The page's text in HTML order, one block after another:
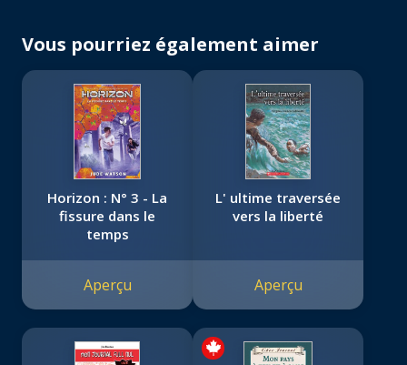
Vous pourriez également aimer
Horizon : N° 3 - La
fissure dans le
temps
Aperçu
L' ultime traversée
vers la liberté
Aperçu